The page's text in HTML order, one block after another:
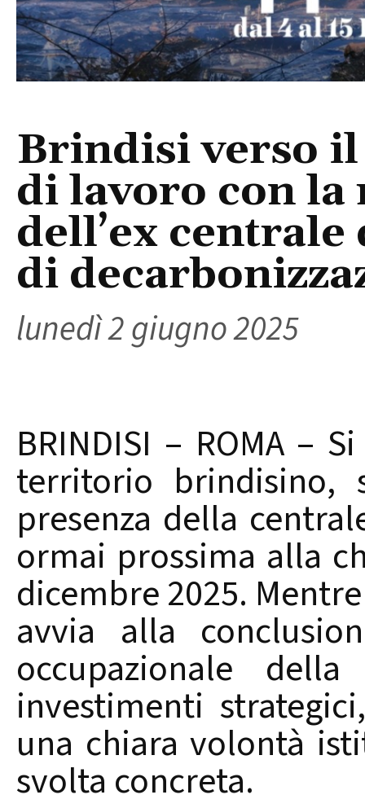
Brindisi verso
di lavoro con
dell’ex
di
lunedì 2 giugno 2025
BRINDISI – ROMA –
territorio brindisino,
presenza della
ormai prossima alla
dicembre 2025.
avvia alla
occupazionale
investimenti
una chiara volontà
svolta concreta.